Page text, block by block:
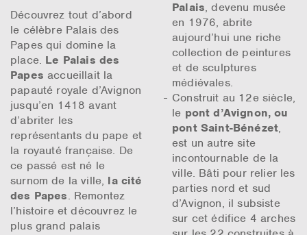
Découvrez tout d’abord
le célèbre Palais des
Papes qui domine la
place. Le Palais des
Papes accueillait la
papauté royale d’Avignon
jusqu’en 1418 avant
d’abriter les
représentants du pape et
la royauté française. De
ce passé est né le
surnom de la ville, la cité
des Papes. Remontez
l’histoire et découvrez le
plus grand palais
Palais, devenu musée
en 1976, abrite
aujourd’hui une riche
collection de peintures
et de sculptures
médiévales.
Construit au 12e siècle,
le pont d’Avignon, ou
pont Saint-Bénézet,
est un autre site
incontournable de la
ville. Bâti pour relier les
parties nord et sud
d’Avignon, il subsiste
sur cet édifice 4 arches